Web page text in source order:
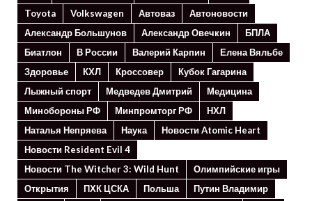
Toyota
Volkswagen Автоваз
Автоновости
Александр Большунов
Александр Овечкин
БПЛА
Биатлон
В России Валерий Карпин
Елена Вяльбе
Здоровье
КХЛ Кроссовер
Кубок Гагарина
Лыжный спорт
Медведев Дмитрий
Медицина
Минoбороны РФ
Минпромторг РФ
НХЛ
Наталья Непряева
Наука
Новости Atomic Heart
Новости Resident Evil 4
Новости The Witcher 3: Wild Hunt
Олимпийские игры
Открытия
ПХК ЦСКА Польша
Путин Владимир